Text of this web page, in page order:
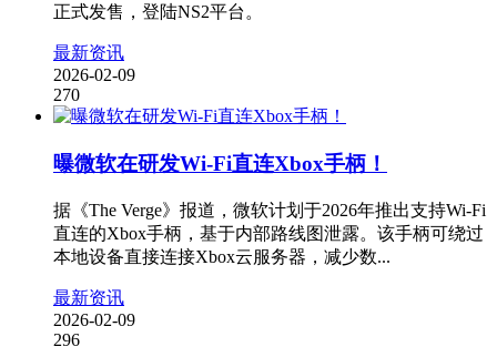
正式发售，登陆NS2平台。
最新资讯
2026-02-09
270
曝微软在研发Wi-Fi直连Xbox手柄！
据《The Verge》报道，微软计划于2026年推出支持Wi-Fi
直连的Xbox手柄，基于内部路线图泄露。该手柄可绕过
本地设备直接连接Xbox云服务器，减少数...
最新资讯
2026-02-09
296